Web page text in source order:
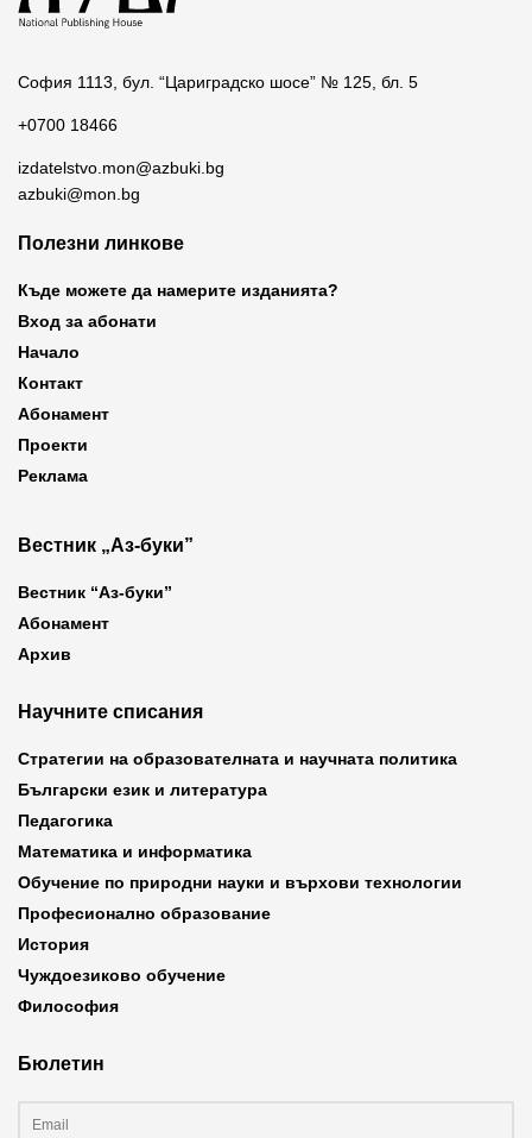
София 1113, бул. “Цариградско шосе” № 125, бл. 5
+0700 18466
izdatelstvo.mon@azbuki.bg
azbuki@mon.bg
Полезни линкове
Къде можете да намерите изданията?
Вход за абонати
Начало
Контакт
Абонамент
Проекти
Реклама
Вестник „Аз-буки”
Вестник “Аз-буки”
Абонамент
Архив
Научните списания
Стратегии на образователната и научната политика
Български език и литература
Педагогика
Математика и информатика
Обучение по природни науки и върхови технологии
Професионално образование
История
Чуждоезиково обучение
Философия
Бюлетин